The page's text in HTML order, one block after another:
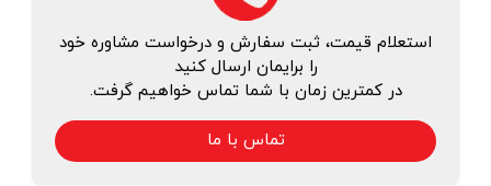
استعلام قیمت، ثبت سفارش و درخواست مشاوره خود
را برایمان ارسال کنید
در کمترین زمان با شما تماس خواهیم گرفت.
تماس با ما